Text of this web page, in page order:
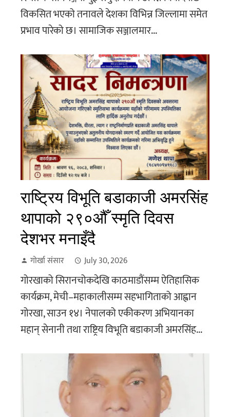
विकसित भएको तनावले देशका विभिन्न जिल्लामा समेत
प्रभाव पारेको छ। सामाजिक सञ्जालमार...
राष्ट्रिय विभूति बडाकाजी अमरसिंह
थापाको २९०औँ स्मृति दिवस
देशभर मनाइँदै
गोर्खा संसार July 30, 2026
गोरखाको सिरानचोकदेखि काठमाडौंसम्म ऐतिहासिक
कार्यक्रम, मेची–महाकालीसम्म सहभागिताको आह्वान
गोरखा, साउन १४। नेपालको एकीकरण अभियानका
महान् सेनानी तथा राष्ट्रिय विभूति बडाकाजी अमरसिंह...